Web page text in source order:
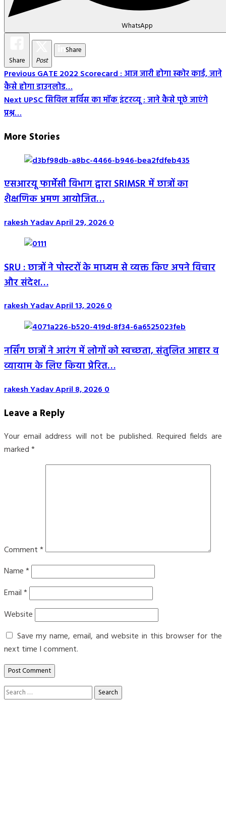
WhatsApp
Share Post
Share
Post
Navigation
PreviousGATE 2022 Scorecard : आज जारी होगा स्कोर कार्ड, जाने
कैसे होगा डाउनलोड…
NextUPSC सिविल सर्विस का मॉक इंटरव्‍यू : जाने कैसे पूछे जाएंगे
प्रश्न…
More Stories
एसआरयू फार्मेसी विभाग द्वारा SRIMSR में छात्रों का
शैक्षणिक भ्रमण आयोजित…
rakesh YadavApril 29, 20260
SRU : छात्रों ने पोस्टरों के माध्यम से व्यक्त किए अपने विचार
और संदेश…
rakesh YadavApril 13, 20260
नर्सिंग छात्रों ने आरंग में लोगों को स्वच्छता, संतुलित आहार व
व्यायाम के लिए किया प्रेरित…
rakesh YadavApril 8, 20260
Leave a Reply
Your email address will not be published. Required fields are
marked*
Comment*
Name*
Email*
Website
Save my name, email, and website in this browser for the
next time I comment.
Search